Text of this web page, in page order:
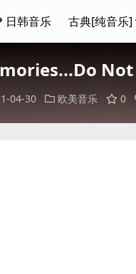
日韩音乐 古典[纯音乐]
Not
04-30 欧美音乐 0